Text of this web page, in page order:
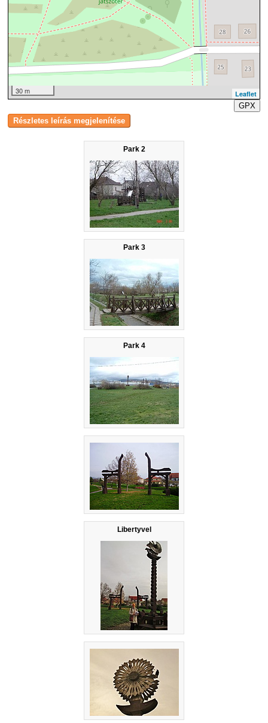
Park 2
Park 3
Park 4
Libertyvel
30 m
Leaflet
GPX